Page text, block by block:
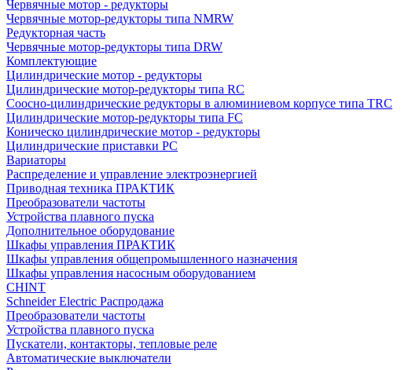
Червячные мотор - редукторы
Червячные мотор-редукторы типа NMRW
Редукторная часть
Червячные мотор-редукторы типа DRW
Комплектующие
Цилиндрические мотор - редукторы
Цилиндрические мотор-редукторы типа RC
Соосно-цилиндрические редукторы в алюминиевом корпусе типа TRC
Цилиндрические мотор-редукторы типа FC
Коническо цилиндрические мотор - редукторы
Цилиндрические приставки PC
Вариаторы
Распределение и управление электроэнергией
Приводная техника ПРАКТИК
Преобразователи частоты
Устройства плавного пуска
Дополнительное оборудование
Шкафы управления ПРАКТИК
Шкафы управления общепромышленного назначения
Шкафы управления насосным оборудованием
CHINT
Schneider Electric Распродажа
Преобразователи частоты
Устройства плавного пуска
Пускатели, контакторы, тепловые реле
Автоматические выключатели